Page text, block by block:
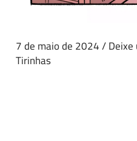
7 de maio de 2024/
Tirinhas